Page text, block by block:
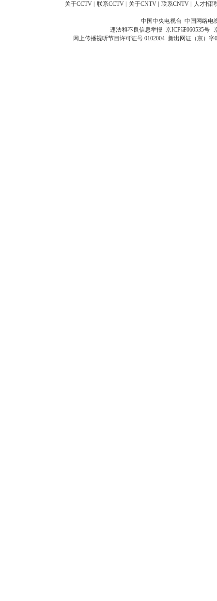
关于CCTV 联系CCTV 关于CNTV 联系CNTV 人才招聘
中国中央电视台 中国网络电
违法和不良信息举报 京ICP证060535号
网上传播视听节目许可证号 0102004 新出网证（京）